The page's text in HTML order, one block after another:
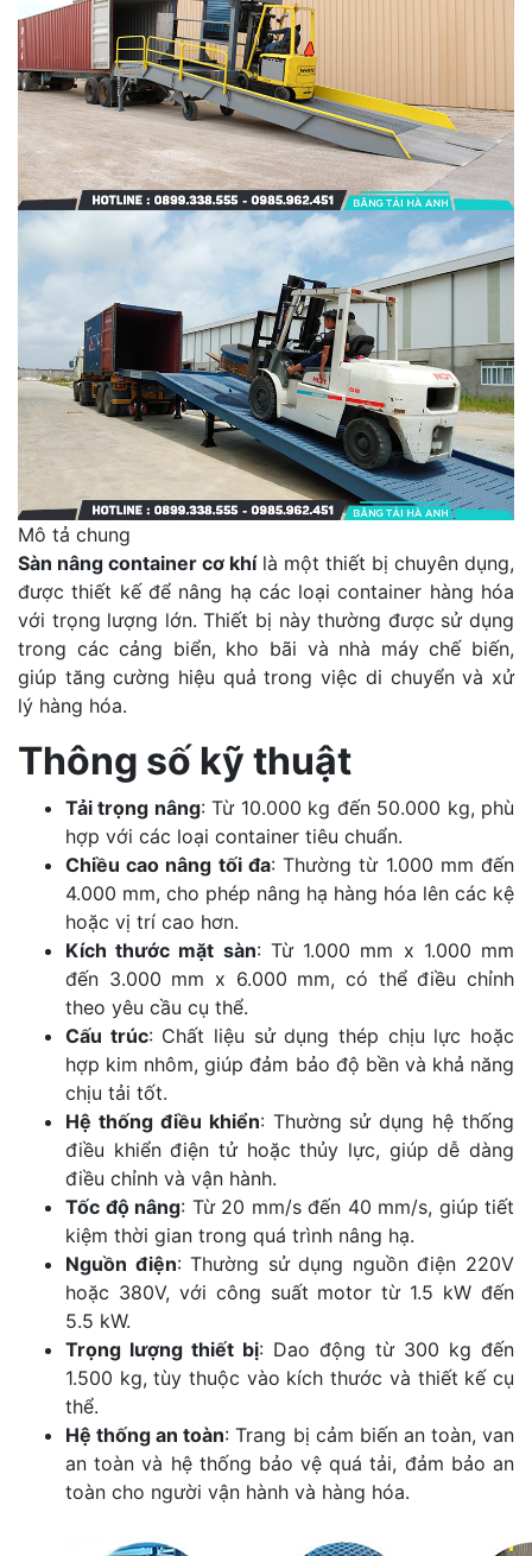
Mô tả chung
Sàn nâng container cơ khílà một thiết bị chuyên dụng,
được thiết kế để nâng hạ các loại container hàng hóa
với trọng lượng lớn. Thiết bị này thường được sử dụng
trong các cảng biển, kho bãi và nhà máy chế biến,
giúp tăng cường hiệu quả trong việc di chuyển và xử
lý hàng hóa.
Thông số kỹ thuật
Tải trọng nâng: Từ 10.000 kg đến 50.000 kg, phù
hợp với các loại container tiêu chuẩn.
Chiều cao nâng tối đa: Thường từ 1.000 mm đến
4.000 mm, cho phép nâng hạ hàng hóa lên các kệ
hoặc vị trí cao hơn.
Kích thước mặt sàn: Từ 1.000 mm x 1.000 mm
đến 3.000 mm x 6.000 mm, có thể điều chỉnh
theo yêu cầu cụ thể.
Cấu trúc: Chất liệu sử dụng thép chịu lực hoặc
hợp kim nhôm, giúp đảm bảo độ bền và khả năng
chịu tải tốt.
Hệ thống điều khiển: Thường sử dụng hệ thống
điều khiển điện tử hoặc thủy lực, giúp dễ dàng
điều chỉnh và vận hành.
Tốc độ nâng: Từ 20 mm/s đến 40 mm/s, giúp tiết
kiệm thời gian trong quá trình nâng hạ.
Nguồn điện: Thường sử dụng nguồn điện 220V
hoặc 380V, với công suất motor từ 1.5 kW đến
5.5 kW.
Trọng lượng thiết bị: Dao động từ 300 kg đến
1.500 kg, tùy thuộc vào kích thước và thiết kế cụ
thể.
Hệ thống an toàn: Trang bị cảm biến an toàn, van
an toàn và hệ thống bảo vệ quá tải, đảm bảo an
toàn cho người vận hành và hàng hóa.